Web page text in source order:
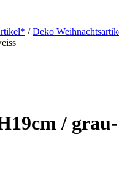
/Deko
/ grau-